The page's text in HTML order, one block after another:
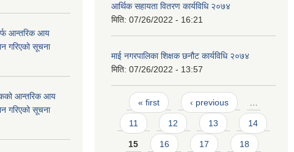
आन्तरिक आय
गरिएको सूचना
आन्तरिक आय
गरिएको सूचना
आर्थिक सहायता वितरण कार्यविधि २०७४
मिति: 07/26/2022 - 16:21
माई नगरपालिका शिक्षक छनौट कार्यविधि २०७४
मिति: 07/26/2022 - 13:57
Pages
« first ‹ previous
11 12 13 14
15 16 17 18